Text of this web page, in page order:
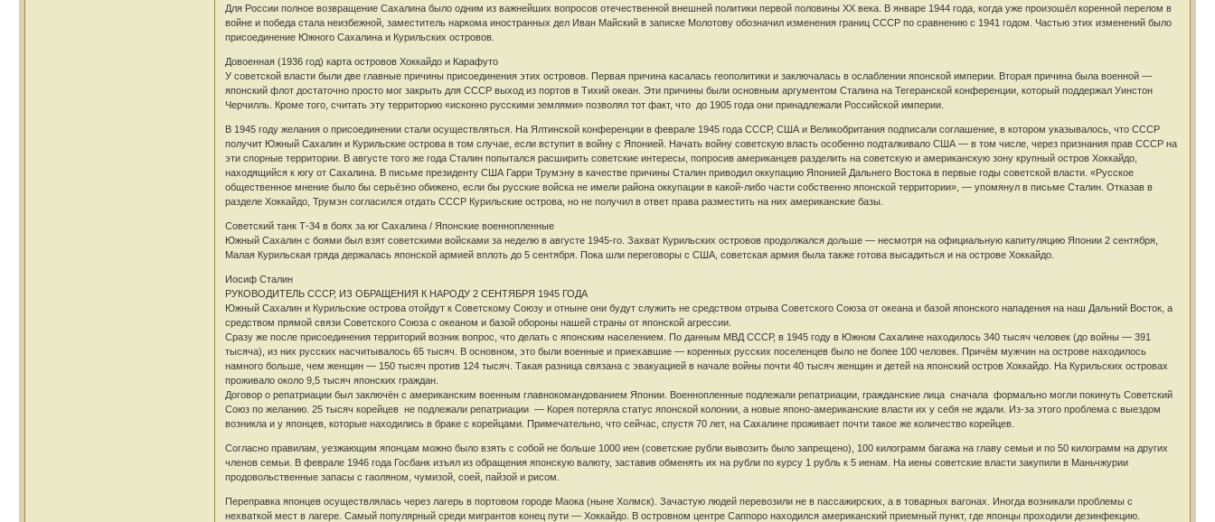
Для России полное возвращение Сахалина было одним из важнейших вопросов отечественной внешней политики первой половины XX века. В январе 1944 года, когда уже произошёл коренной перелом в
войне и победа стала неизбежной, заместитель наркома иностранных дел Иван Майский в записке Молотову обозначил изменения границ СССР по сравнению с 1941 годом. Частью этих изменений было
присоединение Южного Сахалина и Курильских островов.
Довоенная (1936 год) карта островов Хоккайдо и Карафуто
У советской власти были две главные причины присоединения этих островов. Первая причина касалась геополитики и заключалась в ослаблении японской империи. Вторая причина была военной —
японский флот достаточно просто мог закрыть для СССР выход из портов в Тихий океан. Эти причины были основным аргументом Сталина на Тегеранской конференции, который поддержал Уинстон
Черчилль. Кроме того, считать эту территорию «исконно русскими землями» позволял тот факт, что до 1905 года они принадлежали Российской империи.
В 1945 году желания о присоединении стали осуществляться. На Ялтинской конференции в феврале 1945 года СССР, США и Великобритания подписали соглашение, в котором указывалось, что СССР
получит Южный Сахалин и Курильские острова в том случае, если вступит в войну с Японией. Начать войну советскую власть особенно подталкивало США — в том числе, через признания прав СССР на
эти спорные территории. В августе того же года Сталин попытался расширить советские интересы, попросив американцев разделить на советскую и американскую зону крупный остров Хоккайдо,
находящийся к югу от Сахалина. В письме президенту США Гарри Трумэну в качестве причины Сталин приводил оккупацию Японией Дальнего Востока в первые годы советской власти. «Русское
общественное мнение было бы серьёзно обижено, если бы русские войска не имели района оккупации в какой-либо части собственно японской территории», — упомянул в письме Сталин. Отказав в
разделе Хоккайдо, Трумэн согласился отдать СССР Курильские острова, но не получил в ответ права разместить на них американские базы.
Советский танк Т-34 в боях за юг Сахалина / Японские военнопленные
Южный Сахалин с боями был взят советскими войсками за неделю в августе 1945-го. Захват Курильских островов продолжался дольше — несмотря на официальную капитуляцию Японии 2 сентября,
Малая Курильская гряда держалась японской армией вплоть до 5 сентября. Пока шли переговоры с США, советская армия была также готова высадиться и на острове Хоккайдо.
Иосиф Сталин
РУКОВОДИТЕЛЬ СССР, ИЗ ОБРАЩЕНИЯ К НАРОДУ 2 СЕНТЯБРЯ 1945 ГОДА
Южный Сахалин и Курильские острова отойдут к Советскому Союзу и отныне они будут служить не средством отрыва Советского Союза от океана и базой японского нападения на наш Дальний Восток, а
средством прямой связи Советского Союза с океаном и базой обороны нашей страны от японской агрессии.
Сразу же после присоединения территорий возник вопрос, что делать с японским населением. По данным МВД СССР, в 1945 году в Южном Сахалине находилось 340 тысяч человек (до войны — 391
тысяча), из них русских насчитывалось 65 тысяч. В основном, это были военные и приехавшие — коренных русских поселенцев было не более 100 человек. Причём мужчин на острове находилось
намного больше, чем женщин — 150 тысяч против 124 тысяч. Такая разница связана с эвакуацией в начале войны почти 40 тысяч женщин и детей на японский остров Хоккайдо. На Курильских островах
проживало около 9,5 тысяч японских граждан.
Договор о репатриации был заключён с американским военным главнокомандованием Японии. Военнопленные подлежали репатриации, гражданские лица сначала формально могли покинуть Советский
Союз по желанию. 25 тысяч корейцев не подлежали репатриации — Корея потеряла статус японской колонии, а новые японо-американские власти их у себя не ждали. Из-за этого проблема с выездом
возникла и у японцев, которые находились в браке с корейцами. Примечательно, что сейчас, спустя 70 лет, на Сахалине проживает почти такое же количество корейцев.
Согласно правилам, уезжающим японцам можно было взять с собой не больше 1000 иен (советские рубли вывозить было запрещено), 100 килограмм багажа на главу семьи и по 50 килограмм на других
членов семьи. В феврале 1946 года Госбанк изъял из обращения японскую валюту, заставив обменять их на рубли по курсу 1 рубль к 5 иенам. На иены советские власти закупили в Маньчжурии
продовольственные запасы с гаоляном, чумизой, соей, пайзой и рисом.
Переправка японцев осуществлялась через лагерь в портовом городе Маока (ныне Холмск). Зачастую людей перевозили не в пассажирских, а в товарных вагонах. Иногда возникали проблемы с
нехваткой мест в лагере. Самый популярный среди мигрантов конец пути — Хоккайдо. В островном центре Саппоро находился американский приемный пункт, где японцы проходили дезинфекцию.